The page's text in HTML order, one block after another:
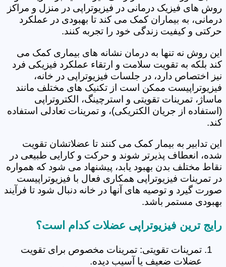
روش های فیزیک درمانی در فیزیوتراپی در منزل و مراکز
درمانی، به بیماران کمک می کند تا بهبودی در عملکرد
حرکتی و کیفیت زندگی خود را تجربه کنند.
این روش نه تنها به درمان نشانه های بیماری کمک می
کند بلکه به تقویت سلامت و ارتقاء عملکرد فیزیکی فرد
نیز اختصاص دارد، در جلسات فیزیوتراپی در خانه،
فیزیوتراپیست ممکن است از تکنیک های مختلف مانند
ماساژ، تمرینات تقویتی و استرچینگ، الکتروتراپی
(استفاده از جریان الکتریکی)، و تمرینات تعادلی استفاده
کند.
این تدابیر به بیمار کمک می کنند تا عضلاتشان تقویت
شده، انعطاف پذیرتر شوند و حرکت و کارایی طبیعی در
نقاط مختلف بدن بهبود یابد، پیشنهاد می شود که همواره
در تمرینات فیزیوتراپی همکاری فعال با فیزیوتراپیست
صورت گیرد و توصیه های آنها در خانه دنبال شود تا فرآیند
بهبودی مستمر باشد.
رایج ترین فیزیوتراپی عضلات کدام است؟
تمرینات تقویتی: تمرینات مخصوص برای تقویت
عضلات ضعیف یا آسیب دیده.